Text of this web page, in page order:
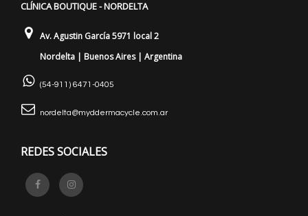
CLÍNICA BOUTIQUE - NORDELTA
Av. Agustin García 5971 local 2
Nordelta | Buenos Aires | Argentina
(54-911) 6471-0405
nordelta@myddermacycle.com.ar
REDES SOCIALES